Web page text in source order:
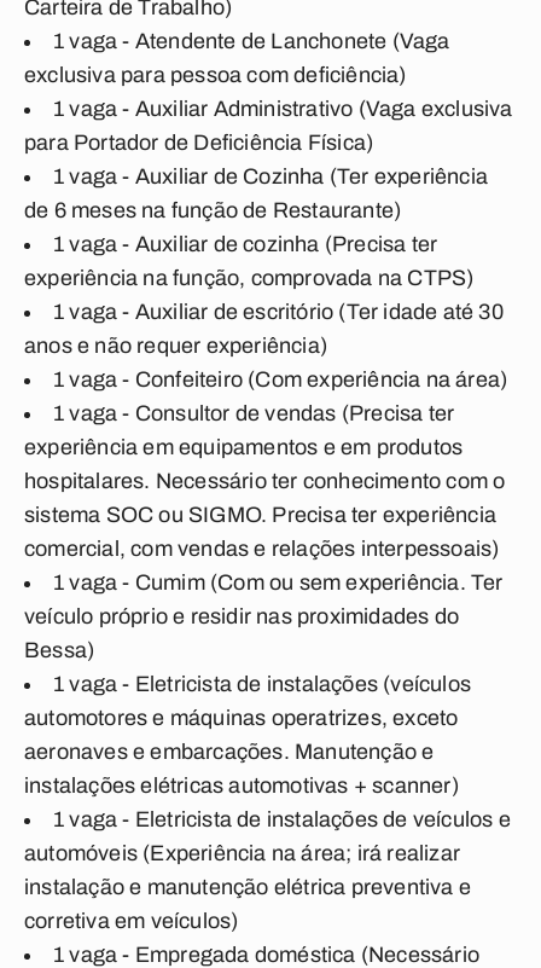
Carteira de Trabalho)
1 vaga - Atendente de Lanchonete (Vaga
exclusiva para pessoa com deficiência)
1 vaga - Auxiliar Administrativo (Vaga exclusiva
para Portador de Deficiência Física)
1 vaga - Auxiliar de Cozinha (Ter experiência
de 6 meses na função de Restaurante)
1 vaga - Auxiliar de cozinha (Precisa ter
experiência na função, comprovada na CTPS)
1 vaga - Auxiliar de escritório (Ter idade até 30
anos e não requer experiência)
1 vaga - Confeiteiro (Com experiência na área)
1 vaga - Consultor de vendas (Precisa ter
experiência em equipamentos e em produtos
hospitalares. Necessário ter conhecimento com o
sistema SOC ou SIGMO. Precisa ter experiência
comercial, com vendas e relações interpessoais)
1 vaga - Cumim (Com ou sem experiência. Ter
veículo próprio e residir nas proximidades do
Bessa)
1 vaga - Eletricista de instalações (veículos
automotores e máquinas operatrizes, exceto
aeronaves e embarcações. Manutenção e
instalações elétricas automotivas + scanner)
1 vaga - Eletricista de instalações de veículos e
automóveis (Experiência na área; irá realizar
instalação e manutenção elétrica preventiva e
corretiva em veículos)
1 vaga - Empregada doméstica (Necessário